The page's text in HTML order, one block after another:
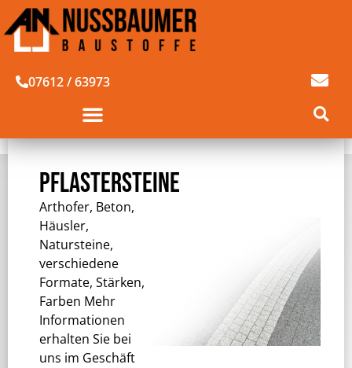
07612 / 63973
PFLASTERSTEINE
Arthofer, Beton,
Häusler,
Natursteine,
verschiedene
Formate, Stärken,
Farben Mehr
Informationen
erhalten Sie bei
uns im Geschäft